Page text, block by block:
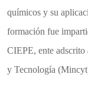
químicos y su
formación fue
CIEPE, ente
y Tecnología